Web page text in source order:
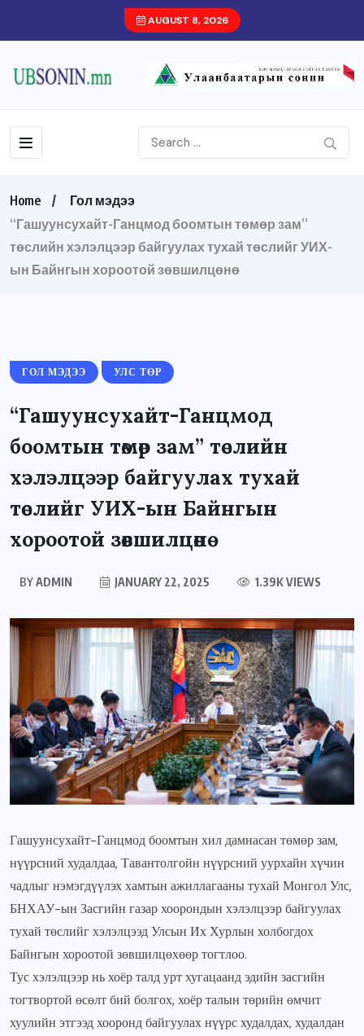
AUGUST 8, 2026
Home
Гол мэдээ
“Гашуунсухайт-Ганцмод боомтын төмөр зам”
төслийн хэлэлцээр байгуулах тухай төслийг УИХ-
ын Байнгын хороотой зөвшилцөнө
ГОЛ МЭДЭЭ УЛС ТӨР
“Гашуунсухайт-Ганцмод
боомтын төмөр зам” төслийн
хэлэлцээр байгуулах тухай
төслийг УИХ-ын Байнгын
хороотой зөвшилцөнө
BYADMIN JANUARY 22, 2025 1.39K VIEWS
Гашуунсухайт-Ганцмод боомтын хил дамнасан төмөр зам,
нүүрсний худалдаа, Тавантолгойн нүүрсний уурхайн хүчин
чадлыг нэмэгдүүлэх хамтын ажиллагааны тухай Монгол Улс,
БНХАУ-ын Засгийн газар хоорондын хэлэлцээр байгуулах
тухай төслийг хэлэлцээд Улсын Их Хурлын холбогдох
Байнгын хороотой зөвшилцөхөөр тогтлоо.
Тус хэлэлцээр нь хоёр талд урт хугацаанд эдийн засгийн
тогтвортой өсөлт бий болгох, хоёр талын төрийн өмчит
хуулийн этгээд хооронд байгуулах нүүрс худалдах, худалдан